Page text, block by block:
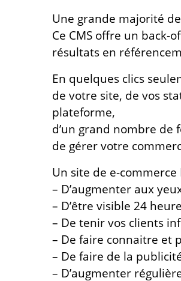
Une grande majorité
Ce CMS offre un
résultats en
En quelques clics
de votre site, de vos
plateforme,
d’un grand nombre
de gérer votre
Un site de e-
– D’augmenter aux
– D’être visible 24
– De tenir vos clients
– De faire connaitre et
– De faire de la
– D’augmenter